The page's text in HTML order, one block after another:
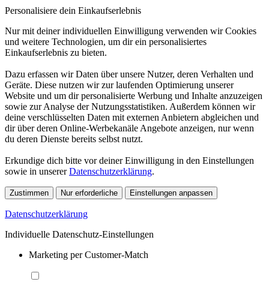
Personalisiere dein Einkaufserlebnis
Nur mit deiner individuellen Einwilligung verwenden wir Cookies
und weitere Technologien, um dir ein personalisiertes
Einkaufserlebnis zu bieten.
Dazu erfassen wir Daten über unsere Nutzer, deren Verhalten und
Geräte. Diese nutzen wir zur laufenden Optimierung unserer
Website und um dir personalisierte Werbung und Inhalte anzuzeigen
sowie zur Analyse der Nutzungsstatistiken. Außerdem können wir
deine verschlüsselten Daten mit externen Anbietern abgleichen und
dir über deren Online-Werbekanäle Angebote anzeigen, nur wenn
du deren Dienste bereits selbst nutzt.
Erkundige dich bitte vor deiner Einwilligung in den Einstellungen
sowie in unsererDatenschutzerklärung.
Zustimmen Nur erforderliche Einstellungen anpassen
Datenschutzerklärung
Individuelle Datenschutz-Einstellungen
Marketing per Customer-Match